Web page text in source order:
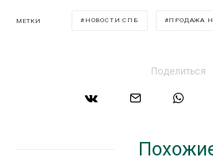
МЕТКИ НОВОСТИ СПБ ПРОДАЖА
Поделиться